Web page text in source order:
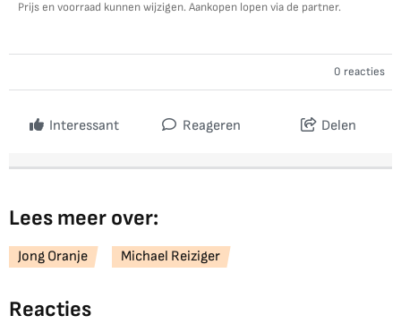
Prijs en voorraad kunnen wijzigen. Aankopen lopen via de partner.
0 reacties
Interessant Reageren Delen
Lees meer over:
Jong Oranje Michael Reiziger
Reacties